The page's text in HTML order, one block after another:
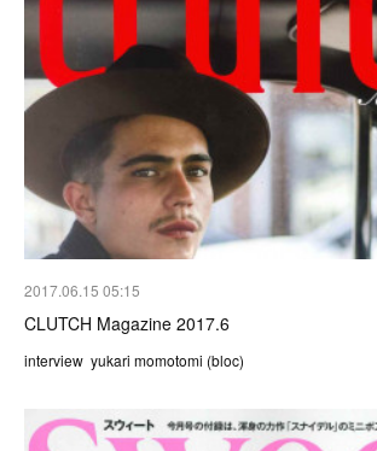
2017.06.15 05:15
CLUTCH Magazine 2017.6
interview yukari momotomi (bloc)